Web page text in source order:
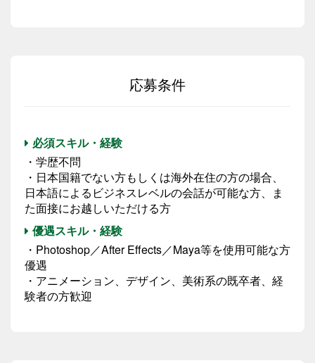
応募条件
必須スキル・経験
・学歴不問
・日本国籍でない方もしくは海外在住の方の場合、
日本語によるビジネスレベルの会話が可能な方、ま
た面接にお越しいただける方
優遇スキル・経験
・Photoshop／After Effects／Maya等を使用可能な方
優遇
・アニメーション、デザイン、美術系の既卒者、経
験者の方歓迎